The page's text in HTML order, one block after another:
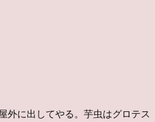
外に出してやる。芋虫はグロテス